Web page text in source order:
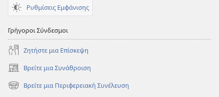
Ρυθμίσεις Εμφάνισης
Γρήγοροι Σύνδεσμοι
Ζητήστε μια Επίσκεψη
Βρείτε μια Συνάθροιση
(ανοίγει
νέο
παράθυρο)
Βρείτε μια Περιφερειακή Συνέλευση
(ανοίγει